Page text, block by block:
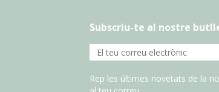
Subscriu-te al nostre
Rep les últimes novetats de la